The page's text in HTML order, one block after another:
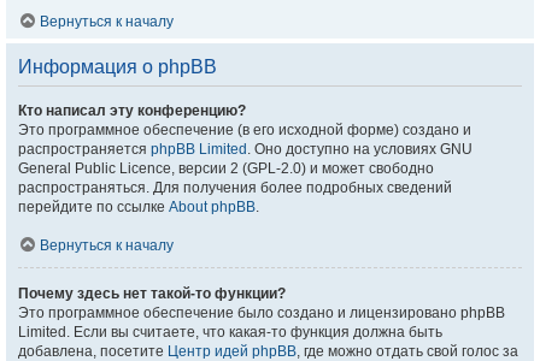
Вернуться к началу
Информация о phpBB
Кто написал эту конференцию?
Это программное обеспечение (в его исходной форме) создано и
распространяется phpBB Limited . Оно доступно на условиях GNU
General Public Licence, версии 2 (GPL-2.0) и может свободно
распространяться. Для получения более подробных сведений
перейдите по ссылке About phpBB.
Вернуться к началу
Почему здесь нет такой-то функции?
Это программное обеспечение было создано и лицензировано phpBB
Limited. Если вы считаете, что какая-то функция должна быть
добавлена, посетите Центр идей phpBB, где можно отдать свой голос за